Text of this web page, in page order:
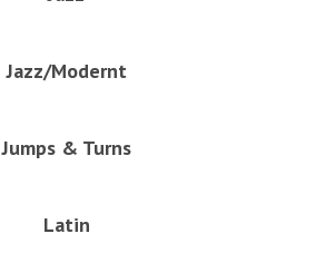
Jazz/Modernt
Jumps & Turns
Latin